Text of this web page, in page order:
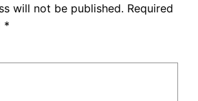
will not be published. Required
*